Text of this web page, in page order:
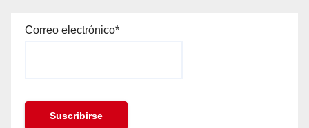
Correo electrónico*